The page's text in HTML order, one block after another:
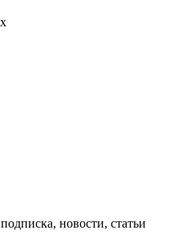
новости, статьи